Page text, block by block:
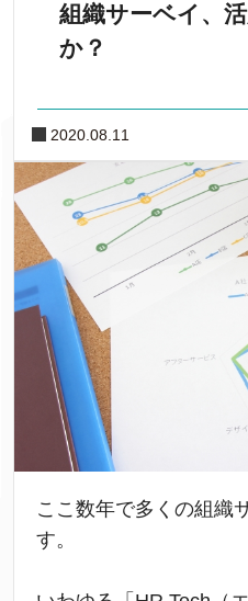
組織サーベイ、
か？
2020.08.11
ここ数年で多くの組織
す。